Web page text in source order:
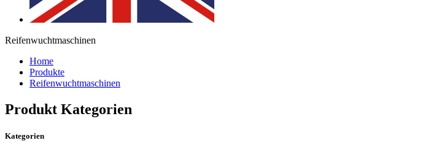
Reifenwuchtmaschinen
Home
Produkte
Reifenwuchtmaschinen
Produkt Kategorien
Kategorien